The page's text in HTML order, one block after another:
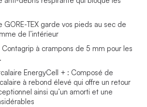
GORE-TEX garde vos pieds au sec de
de l’intérieur
à crampons de 5 mm pour les
EnergyCell + : Composé de
à rebond élevé qui offre un retour
ainsi qu’un amorti et une